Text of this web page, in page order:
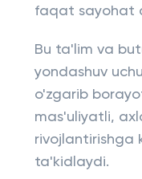
faqat sayohat
Bu ta'lim va
yondashuv
o'zgarib
mas'uliyatli,
rivojlantirishga
ta'kidlaydi.